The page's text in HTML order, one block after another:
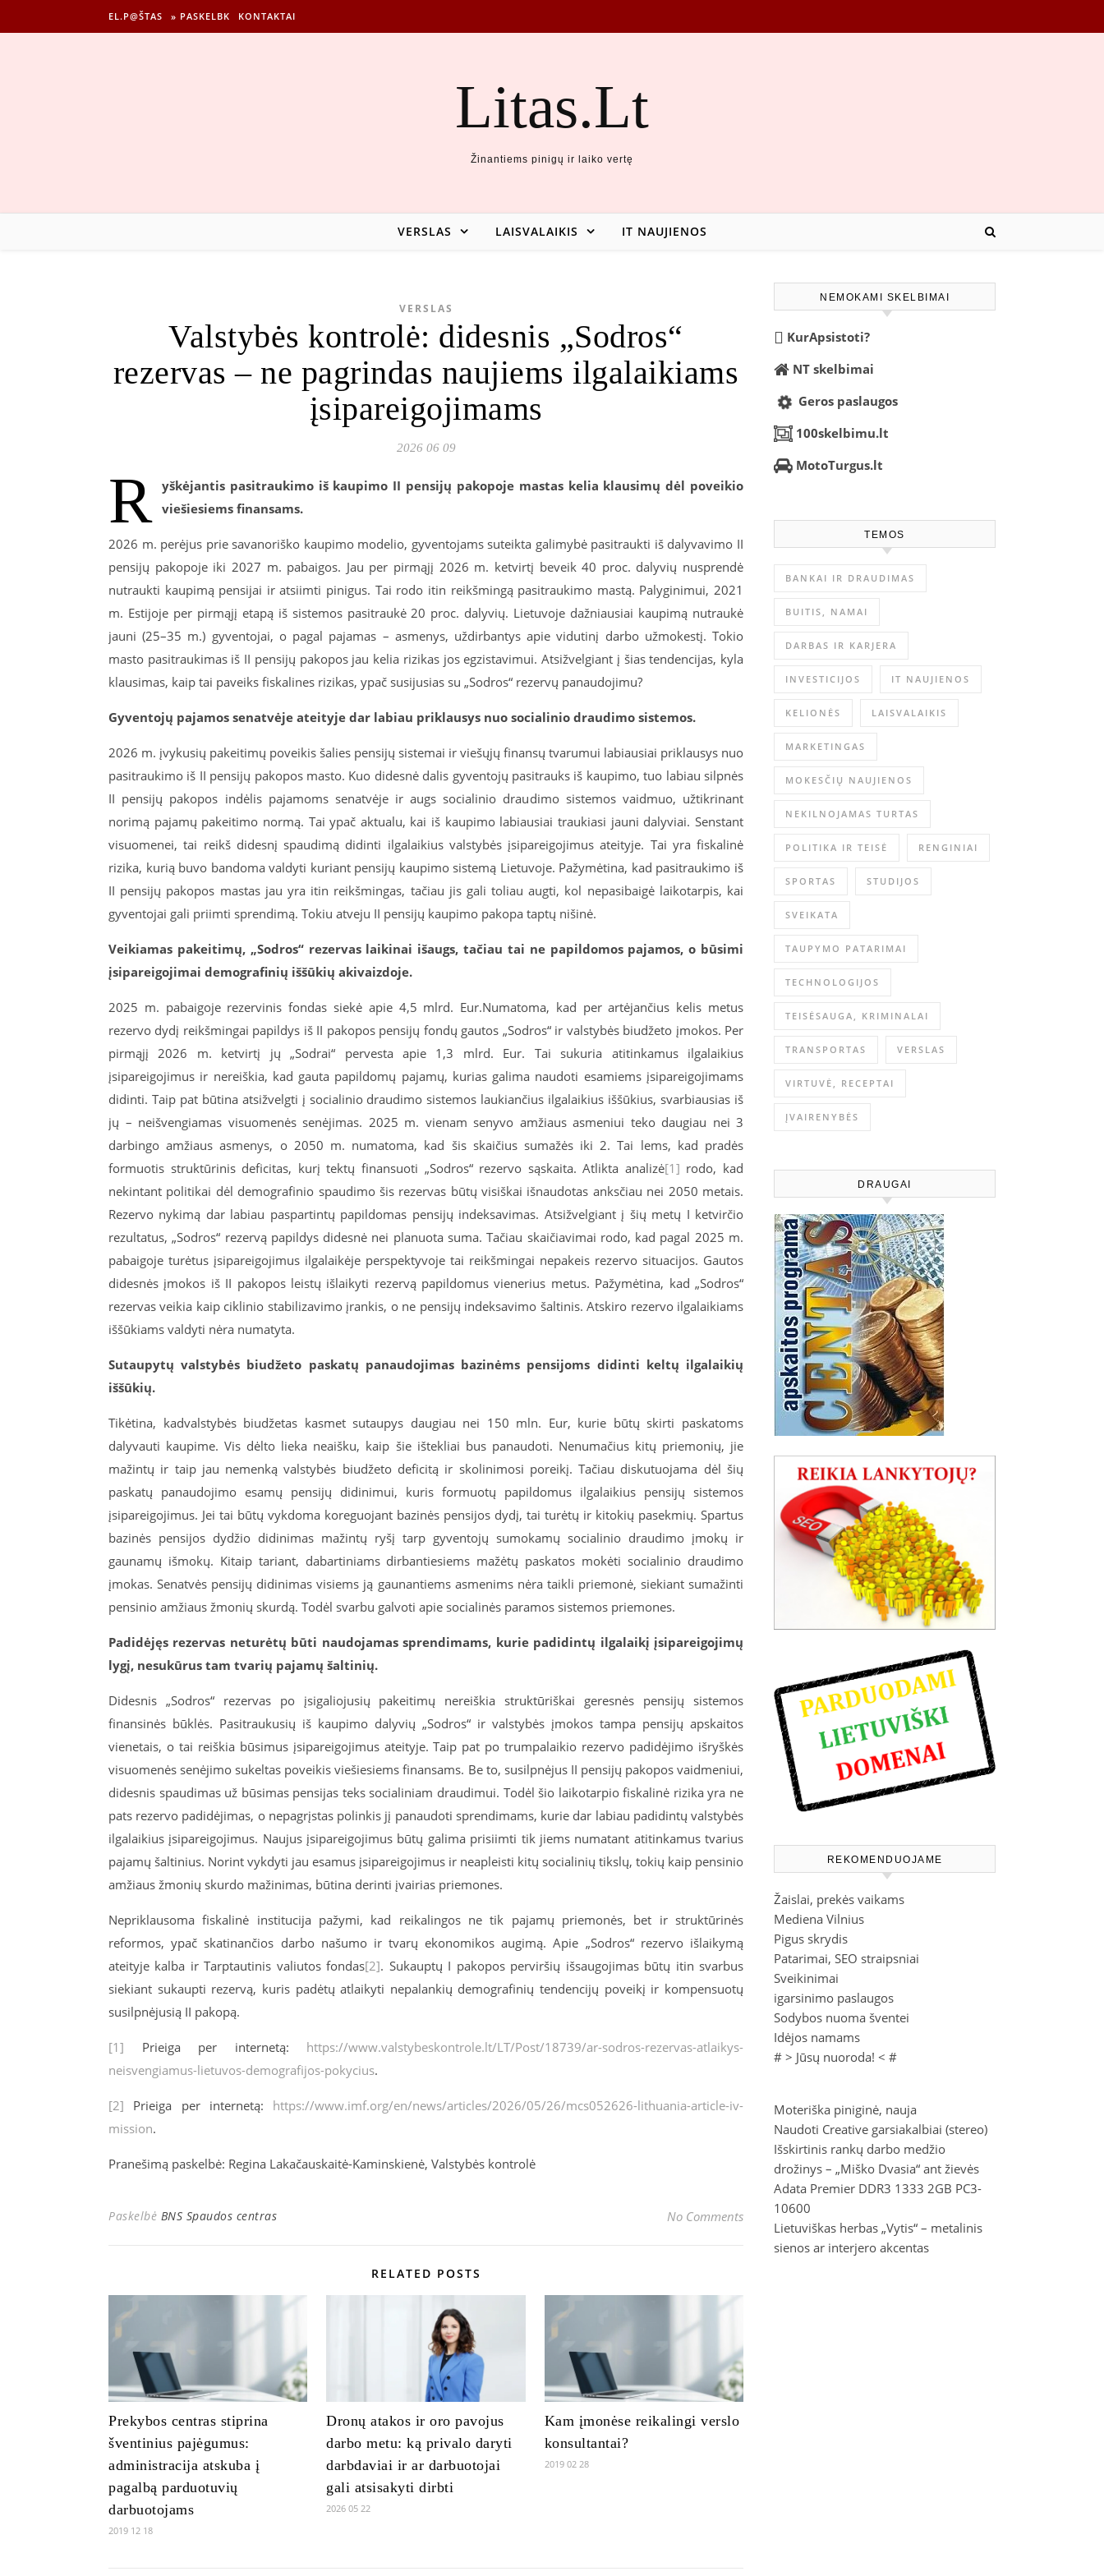
EL.P@ŠTAS » PASKELBK KONTAKTAI
Litas.Lt
Žinantiems pinigų ir laiko vertę
VERSLAS LAISVALAIKIS IT NAUJIENOS
VERSLAS
Valstybės kontrolė: didesnis „Sodros“
rezervas – ne pagrindas naujiems ilgalaikiams
įsipareigojimams
2026 06 09
R yškėjantis pasitraukimo iš kaupimo II pensijų pakopoje mastas kelia klausimų dėl poveikio
viešiesiems finansams.
2026 m. perėjus prie savanoriško kaupimo modelio, gyventojams suteikta galimybė pasitraukti iš dalyvavimo II
pensijų pakopoje iki 2027 m. pabaigos. Jau per pirmąjį 2026 m. ketvirtį beveik 40 proc. dalyvių nusprendė
nutraukti kaupimą pensijai ir atsiimti pinigus. Tai rodo itin reikšmingą pasitraukimo mastą. Palyginimui, 2021
m. Estijoje per pirmąjį etapą iš sistemos pasitraukė 20 proc. dalyvių. Lietuvoje dažniausiai kaupimą nutraukė
jauni (25–35 m.) gyventojai, o pagal pajamas – asmenys, uždirbantys apie vidutinį darbo užmokestį. Tokio
masto pasitraukimas iš II pensijų pakopos jau kelia rizikas jos egzistavimui. Atsižvelgiant į šias tendencijas, kyla
klausimas, kaip tai paveiks fiskalines rizikas, ypač susijusias su „Sodros“ rezervų panaudojimu?
Gyventojų pajamos senatvėje ateityje dar labiau priklausys nuo socialinio draudimo sistemos.
2026 m. įvykusių pakeitimų poveikis šalies pensijų sistemai ir viešųjų finansų tvarumui labiausiai priklausys nuo
pasitraukimo iš II pensijų pakopos masto. Kuo didesnė dalis gyventojų pasitrauks iš kaupimo, tuo labiau silpnės
II pensijų pakopos indėlis pajamoms senatvėje ir augs socialinio draudimo sistemos vaidmuo, užtikrinant
norimą pajamų pakeitimo normą. Tai ypač aktualu, kai iš kaupimo labiausiai traukiasi jauni dalyviai. Senstant
visuomenei, tai reikš didesnį spaudimą didinti ilgalaikius valstybės įsipareigojimus ateityje. Tai yra fiskalinė
rizika, kurią buvo bandoma valdyti kuriant pensijų kaupimo sistemą Lietuvoje. Pažymėtina, kad pasitraukimo iš
II pensijų pakopos mastas jau yra itin reikšmingas, tačiau jis gali toliau augti, kol nepasibaigė laikotarpis, kai
gyventojai gali priimti sprendimą. Tokiu atveju II pensijų kaupimo pakopa taptų nišinė.
Veikiamas pakeitimų, „Sodros“ rezervas laikinai išaugs, tačiau tai ne papildomos pajamos, o būsimi
įsipareigojimai demografinių iššūkių akivaizdoje.
2025 m. pabaigoje rezervinis fondas siekė apie 4,5 mlrd. Eur.Numatoma, kad per artėjančius kelis metus
rezervo dydį reikšmingai papildys iš II pakopos pensijų fondų gautos „Sodros“ ir valstybės biudžeto įmokos. Per
pirmąjį 2026 m. ketvirtį jų „Sodrai“ pervesta apie 1,3 mlrd. Eur. Tai sukuria atitinkamus ilgalaikius
įsipareigojimus ir nereiškia, kad gauta papildomų pajamų, kurias galima naudoti esamiems įsipareigojimams
didinti. Taip pat būtina atsižvelgti į socialinio draudimo sistemos laukiančius ilgalaikius iššūkius, svarbiausias iš
jų – neišvengiamas visuomenės senėjimas. 2025 m. vienam senyvo amžiaus asmeniui teko daugiau nei 3
darbingo amžiaus asmenys, o 2050 m. numatoma, kad šis skaičius sumažės iki 2. Tai lems, kad pradės
formuotis struktūrinis deficitas, kurį tektų finansuoti „Sodros“ rezervo sąskaita. Atlikta analizė[1] rodo, kad
nekintant politikai dėl demografinio spaudimo šis rezervas būtų visiškai išnaudotas anksčiau nei 2050 metais.
Rezervo nykimą dar labiau paspartintų papildomas pensijų indeksavimas. Atsižvelgiant į šių metų I ketvirčio
rezultatus, „Sodros“ rezervą papildys didesnė nei planuota suma. Tačiau skaičiavimai rodo, kad pagal 2025 m.
pabaigoje turėtus įsipareigojimus ilgalaikėje perspektyvoje tai reikšmingai nepakeis rezervo situacijos. Gautos
didesnės įmokos iš II pakopos leistų išlaikyti rezervą papildomus vienerius metus. Pažymėtina, kad „Sodros“
rezervas veikia kaip ciklinio stabilizavimo įrankis, o ne pensijų indeksavimo šaltinis. Atskiro rezervo ilgalaikiams
iššūkiams valdyti nėra numatyta.
Sutaupytų valstybės biudžeto paskatų panaudojimas bazinėms pensijoms didinti keltų ilgalaikių
iššūkių.
Tikėtina, kadvalstybės biudžetas kasmet sutaupys daugiau nei 150 mln. Eur, kurie būtų skirti paskatoms
dalyvauti kaupime. Vis dėlto lieka neaišku, kaip šie ištekliai bus panaudoti. Nenumačius kitų priemonių, jie
mažintų ir taip jau nemenką valstybės biudžeto deficitą ir skolinimosi poreikį. Tačiau diskutuojama dėl šių
paskatų panaudojimo esamų pensijų didinimui, kuris formuotų papildomus ilgalaikius pensijų sistemos
įsipareigojimus. Jei tai būtų vykdoma koreguojant bazinės pensijos dydį, tai turėtų ir kitokių pasekmių. Spartus
bazinės pensijos dydžio didinimas mažintų ryšį tarp gyventojų sumokamų socialinio draudimo įmokų ir
gaunamų išmokų. Kitaip tariant, dabartiniams dirbantiesiems mažėtų paskatos mokėti socialinio draudimo
įmokas. Senatvės pensijų didinimas visiems ją gaunantiems asmenims nėra taikli priemonė, siekiant sumažinti
pensinio amžiaus žmonių skurdą. Todėl svarbu galvoti apie socialinės paramos sistemos priemones.
Padidėjęs rezervas neturėtų būti naudojamas sprendimams, kurie padidintų ilgalaikį įsipareigojimų
lygį, nesukūrus tam tvarių pajamų šaltinių.
Didesnis „Sodros“ rezervas po įsigaliojusių pakeitimų nereiškia struktūriškai geresnės pensijų sistemos
finansinės būklės. Pasitraukusių iš kaupimo dalyvių „Sodros“ ir valstybės įmokos tampa pensijų apskaitos
vienetais, o tai reiškia būsimus įsipareigojimus ateityje. Taip pat po trumpalaikio rezervo padidėjimo išryškės
visuomenės senėjimo sukeltas poveikis viešiesiems finansams. Be to, susilpnėjus II pensijų pakopos vaidmeniui,
didesnis spaudimas už būsimas pensijas teks socialiniam draudimui. Todėl šio laikotarpio fiskalinė rizika yra ne
pats rezervo padidėjimas, o nepagrįstas polinkis jį panaudoti sprendimams, kurie dar labiau padidintų valstybės
ilgalaikius įsipareigojimus. Naujus įsipareigojimus būtų galima prisiimti tik jiems numatant atitinkamus tvarius
pajamų šaltinius. Norint vykdyti jau esamus įsipareigojimus ir neapleisti kitų socialinių tikslų, tokių kaip pensinio
amžiaus žmonių skurdo mažinimas, būtina derinti įvairias priemones.
Nepriklausoma fiskalinė institucija pažymi, kad reikalingos ne tik pajamų priemonės, bet ir struktūrinės
reformos, ypač skatinančios darbo našumo ir tvarų ekonomikos augimą. Apie „Sodros“ rezervo išlaikymą
ateityje kalba ir Tarptautinis valiutos fondas[2]. Sukauptų I pakopos perviršių išsaugojimas būtų itin svarbus
siekiant sukaupti rezervą, kuris padėtų atlaikyti nepalankių demografinių tendencijų poveikį ir kompensuotų
susilpnėjusią II pakopą.
[1] Prieiga per internetą: https://www.valstybeskontrole.lt/LT/Post/18739/ar-sodros-rezervas-atlaikys-
neisvengiamus-lietuvos-demografijos-pokycius.
[2] Prieiga per internetą: https://www.imf.org/en/news/articles/2026/05/26/mcs052626-lithuania-article-iv-
mission.
Pranešimą paskelbė: Regina Lakačauskaitė-Kaminskienė, Valstybės kontrolė
Paskelbė BNS Spaudos centras No Comments
RELATED POSTS
Prekybos centras stiprina
šventinius pajėgumus:
administracija atskuba į
pagalbą parduotuvių
darbuotojams
2019 12 18
Dronų atakos ir oro pavojus
darbo metu: ką privalo daryti
darbdaviai ir ar darbuotojai
gali atsisakyti dirbti
2026 05 22
Kam įmonėse reikalingi verslo
konsultantai?
2019 02 28
NEMOKAMI SKELBIMAI
KurApsistoti?
NT skelbimai
Geros paslaugos
100skelbimu.lt
MotoTurgus.lt
TEMOS
BANKAI IR DRAUDIMAS
BUITIS, NAMAI
DARBAS IR KARJERA
INVESTICIJOS IT NAUJIENOS
KELIONĖS LAISVALAIKIS
MARKETINGAS
MOKESČIŲ NAUJIENOS
NEKILNOJAMAS TURTAS
POLITIKA IR TEISĖ RENGINIAI
SPORTAS STUDIJOS
SVEIKATA
TAUPYMO PATARIMAI
TECHNOLOGIJOS
TEISĖSAUGA, KRIMINALAI
TRANSPORTAS VERSLAS
VIRTUVĖ, RECEPTAI
ĮVAIRENYBĖS
DRAUGAI
REKOMENDUOJAME
Žaislai, prekės vaikams
Mediena Vilnius
Pigus skrydis
Patarimai, SEO straipsniai
Sveikinimai
igarsinimo paslaugos
Sodybos nuoma šventei
Idėjos namams
# > Jūsų nuoroda! < #
Moteriška piniginė, nauja
Naudoti Creative garsiakalbiai (stereo)
Išskirtinis rankų darbo medžio
drožinys – „Miško Dvasia“ ant žievės
Adata Premier DDR3 1333 2GB PC3-
10600
Lietuviškas herbas „Vytis“ – metalinis
sienos ar interjero akcentas